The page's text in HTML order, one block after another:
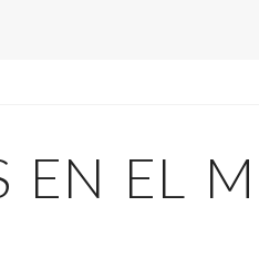
EN EL